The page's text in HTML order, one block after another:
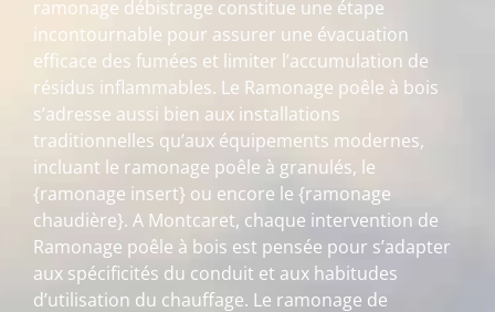
ramonage débistrage constitue une étape
incontournable pour assurer une évacuation
efficace des fumées et limiter l’accumulation de
résidus inflammables. Le Ramonage poêle à bois
s’adresse aussi bien aux installations
traditionnelles qu’aux équipements modernes,
incluant le ramonage poêle à granulés, le
{ramonage insert} ou encore le {ramonage
chaudière}. A Montcaret, chaque intervention de
Ramonage poêle à bois est pensée pour s’adapter
aux spécificités du conduit et aux habitudes
d’utilisation du chauffage. Le ramonage de